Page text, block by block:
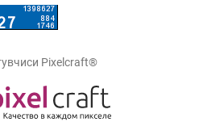
Pixelcraft®